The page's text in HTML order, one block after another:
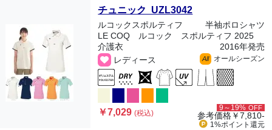
チュニック UZL3042
ルコックスポルティフ
半袖ポロシャツ
LE COQ ルコック スポルティフ 2025
介護衣
2016年発売
レディース
All オールシーズン
￥7,029(税込)
9～19% OFF
参考価格￥7,810-
1%ポイント 還元